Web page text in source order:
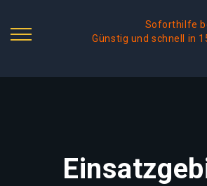
Soforthilfe
Günstig und schnell in